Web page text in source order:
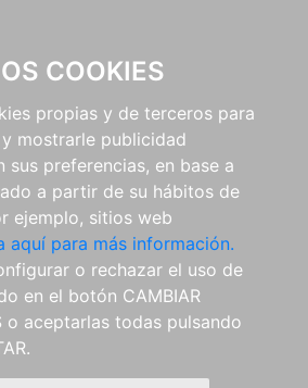
COOKIES
propias y de terceros para
mostrarle publicidad
sus preferencias, en base a
a partir de su hábitos de
ejemplo, sitios web
aquí para más información.
o rechazar el uso de
en el botón CAMBIAR
o aceptarlas todas pulsando